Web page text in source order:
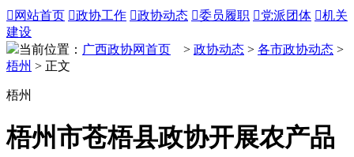
 网站首页 政协工作 政协动态 委员履职 党派团体 机关
建设
当前位置： 广西政协网首页 > 政协动态 > 各市政协动态 >
梧州 > 正文
梧州
梧州市苍梧县政协开展农产品